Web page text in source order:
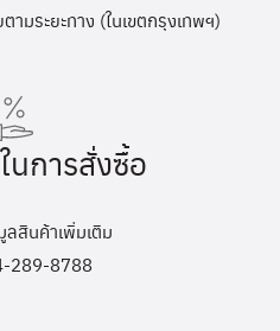
มระยะทาง (ในเขตกรุงเทพฯ)
นการสั่งซื้อ
สินค้าเพิ่มเติม
289-8788